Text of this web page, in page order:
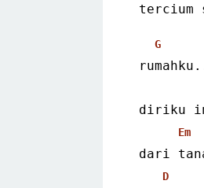
tercium
G
diriku
Em
dari
D